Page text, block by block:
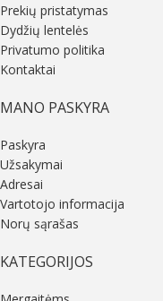
Prekių pristatymas
Dydžių lentelės
Privatumo politika
Kontaktai
MANO PASKYRA
Paskyra
Užsakymai
Adresai
Vartotojo informacija
Norų sąrašas
KATEGORIJOS